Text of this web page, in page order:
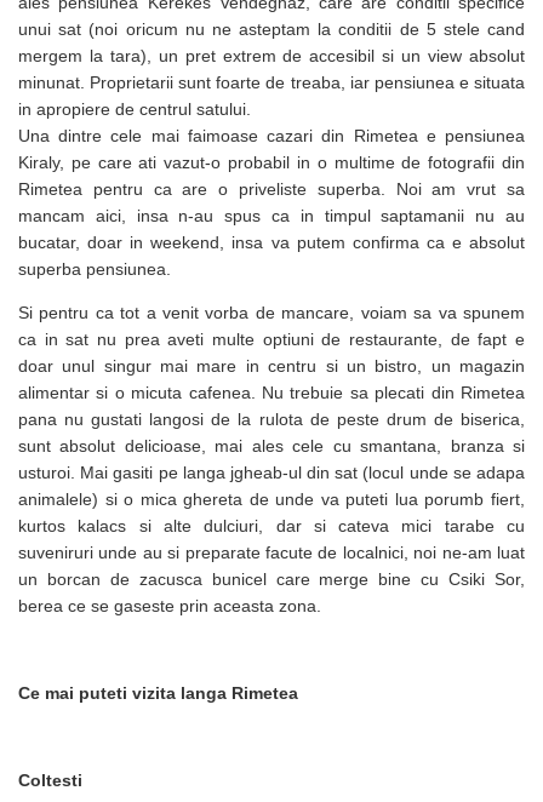
unui sat (noi oricum nu ne asteptam la conditii de 5 stele cand
mergem la tara), un pret extrem de accesibil si un view absolut
minunat. Proprietarii sunt foarte de treaba, iar pensiunea e situata
in apropiere de centrul satului.
Una dintre cele mai faimoase cazari din Rimetea e pensiunea
Kiraly, pe care ati vazut-o probabil in o multime de fotografii din
Rimetea pentru ca are o priveliste superba. Noi am vrut sa
mancam aici, insa n-au spus ca in timpul saptamanii nu au
bucatar, doar in weekend, insa va putem confirma ca e absolut
superba pensiunea.
Si pentru ca tot a venit vorba de mancare, voiam sa va spunem
ca in sat nu prea aveti multe optiuni de restaurante, de fapt e
doar unul singur mai mare in centru si un bistro, un magazin
alimentar si o micuta cafenea. Nu trebuie sa plecati din Rimetea
pana nu gustati langosi de la rulota de peste drum de biserica,
sunt absolut delicioase, mai ales cele cu smantana, branza si
usturoi. Mai gasiti pe langa jgheab-ul din sat (locul unde se adapa
animalele) si o mica ghereta de unde va puteti lua porumb fiert,
kurtos kalacs si alte dulciuri, dar si cateva mici tarabe cu
suveniruri unde au si preparate facute de localnici, noi ne-am luat
un borcan de zacusca bunicel care merge bine cu Csiki Sor,
berea ce se gaseste prin aceasta zona.
Ce mai puteti vizita langa Rimetea
Coltesti